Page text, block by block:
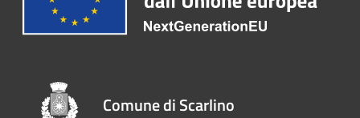
Comune di Scarlino